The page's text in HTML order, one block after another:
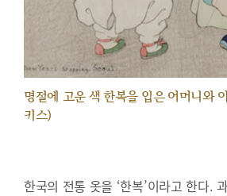
명절에 고운 색 한복을 입은 어머니와
키스)
한국의 전통 옷을 ‘한복’이라고 한다.